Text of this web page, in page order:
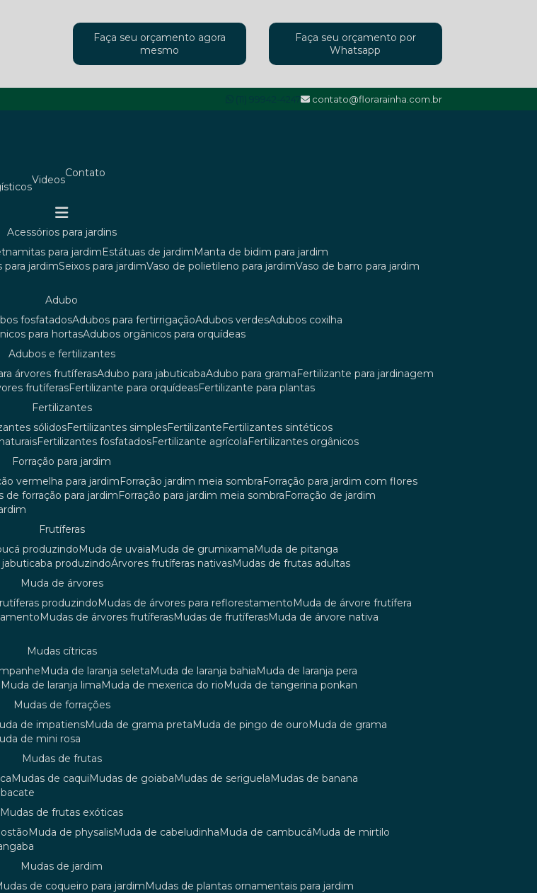
Faça seu orçamento agora
mesmo
Faça seu orçamento por
Whatsapp
contato@florarainha.com.br
Videos
Contato
acessórios para jardins
para jardim estátuas de jardim
manta de bidim para jardim
para jardim seixos para jardim vaso de polietileno para jardim vaso de barro para jardim
adubo
fosfatados adubos para fertirrigação adubos verdes adubos coxilha
para hortas adubos orgânicos para orquídeas
adubos e fertilizantes
árvores frutíferas adubo para jabuticaba adubo para grama
fertilizante para jardinagem
frutíferas fertilizante para orquídeas fertilizante para plantas
fertilizantes
sólidos fertilizantes simples fertilizante
fertilizantes sintéticos
fertilizantes fosfatados fertilizante agrícola
fertilizantes orgânicos
forração para jardim
vermelha para jardim forração jardim meia sombra
forração para jardim com flores
de forração para jardim forração para jardim meia sombra
forração de jardim
frutíferas
produzindo muda de uvaia muda de grumixama
muda de pitanga
jabuticaba produzindo árvores frutíferas nativas
mudas de frutas adultas
muda de árvores
produzindo mudas de árvores para reflorestamento
muda de árvore frutífera
mudas de árvores frutíferas mudas de frutíferas
muda de árvore nativa
mudas cítricas
muda de laranja seleta muda de laranja bahia
muda de laranja pera
muda de laranja lima muda de mexerica do rio
muda de tangerina ponkan
mudas de forrações
muda de impatiens muda de grama preta muda de pingo de ouro
muda de grama
muda de mini rosa
mudas de frutas
mudas de caqui mudas de goiaba mudas de seriguela
mudas de banana
mudas de frutas exóticas
muda de physalis muda de cabeludinha muda de cambucá
muda de mirtilo
mudas de jardim
mudas de coqueiro para jardim
mudas de plantas ornamentais para jardim